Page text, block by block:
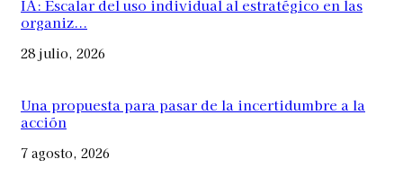
IA: Escalar del uso individual al estratégico en las
organiz...
28 julio, 2026
Una propuesta para pasar de la incertidumbre a la
acción
7 agosto, 2026